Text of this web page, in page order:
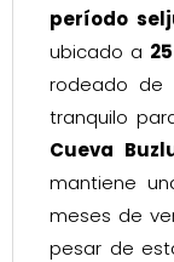
período
ubicado a
rodeado de
tranquilo
Cueva
mantiene
meses de
pesar de